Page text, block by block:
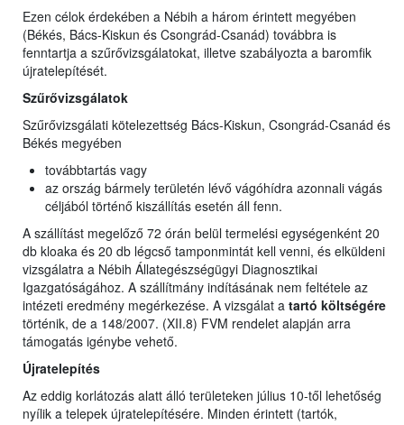
Ezen célok érdekében a Nébih a három érintett megyében
(Békés, Bács-Kiskun és Csongrád-Csanád) továbbra is
fenntartja a szűrővizsgálatokat, illetve szabályozta a baromfik
újratelepítését.
Szűrővizsgálatok
Szűrővizsgálati kötelezettség Bács-Kiskun, Csongrád-Csanád és
Békés megyében
továbbtartás vagy
az ország bármely területén lévő vágóhídra azonnali vágás
céljából történő kiszállítás esetén áll fenn.
A szállítást megelőző 72 órán belül termelési egységenként 20
db kloaka és 20 db légcső tamponmintát kell venni, és elküldeni
vizsgálatra a Nébih Állategészségügyi Diagnosztikai
Igazgatóságához. A szállítmány indításának nem feltétele az
intézeti eredmény megérkezése. A vizsgálat a tartó költségére
történik, de a 148/2007. (XII.8) FVM rendelet alapján arra
támogatás igénybe vehető.
Újratelepítés
Az eddig korlátozás alatt álló területeken július 10-től lehetőség
nyílik a telepek újratelepítésére. Minden érintett (tartók,